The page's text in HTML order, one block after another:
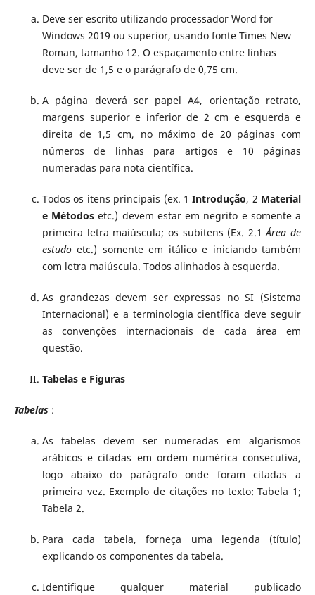
Deve ser escrito utilizando processador Word for
Windows 2019 ou superior, usando fonte Times New
Roman, tamanho 12. O espaçamento entre linhas
deve ser de 1,5 e o parágrafo de 0,75 cm.
A página deverá ser papel A4, orientação retrato,
margens superior e inferior de 2 cm e esquerda e
direita de 1,5 cm, no máximo de 20 páginas com
números de linhas para artigos e 10 páginas
numeradas para nota científica.
Todos os itens principais (ex. 1Introdução, 2 Material
e Métodos etc.) devem estar em negrito e somente a
primeira letra maiúscula; os subitens (Ex. 2.1Área de
estudoetc.) somente em itálico e iniciando também
com letra maiúscula. Todos alinhados à esquerda.
As grandezas devem ser expressas no SI (Sistema
Internacional) e a terminologia científica deve seguir
as convenções internacionais de cada área em
questão.
Tabelas e Figuras
Tabelas:
As tabelas devem ser numeradas em algarismos
arábicos e citadas em ordem numérica consecutiva,
logo abaixo do parágrafo onde foram citadas a
primeira vez. Exemplo de citações no texto: Tabela 1;
Tabela 2.
Para cada tabela, forneça uma legenda (título)
explicando os componentes da tabela.
Identifique qualquer material publicado